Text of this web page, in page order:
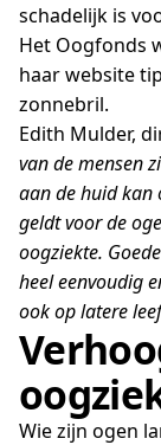
schadelijk is
Het Oogfonds
haar website
zonnebril.
Edith Mulder,
van de mensen
aan de huid kan
geldt voor de
oogziekte.
heel eenvoudig
ook op latere
Wie zijn ogen